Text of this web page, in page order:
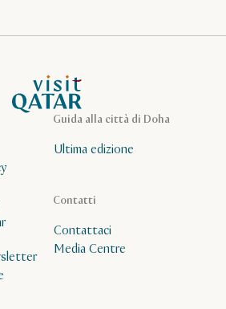
Pagina iniziale Visit Qatar
Guida alla città di Doha
Ultima edizione
Contatti
Contattaci
Media Centre